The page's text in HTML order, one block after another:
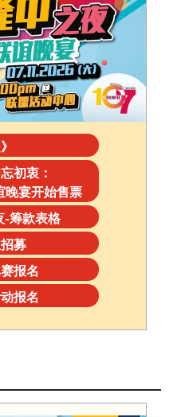
初衷：
晚宴开始售票
-筹款表格
募
报名
报名